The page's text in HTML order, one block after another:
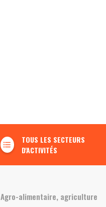
format_list_bulleted
TOUS LES SECTEURS
D'ACTIVITÉS
Agro-alimentaire, agriculture